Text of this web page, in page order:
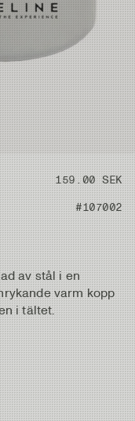
159.00 SEK
#107002
av stål i en
varm kopp
i tältet.